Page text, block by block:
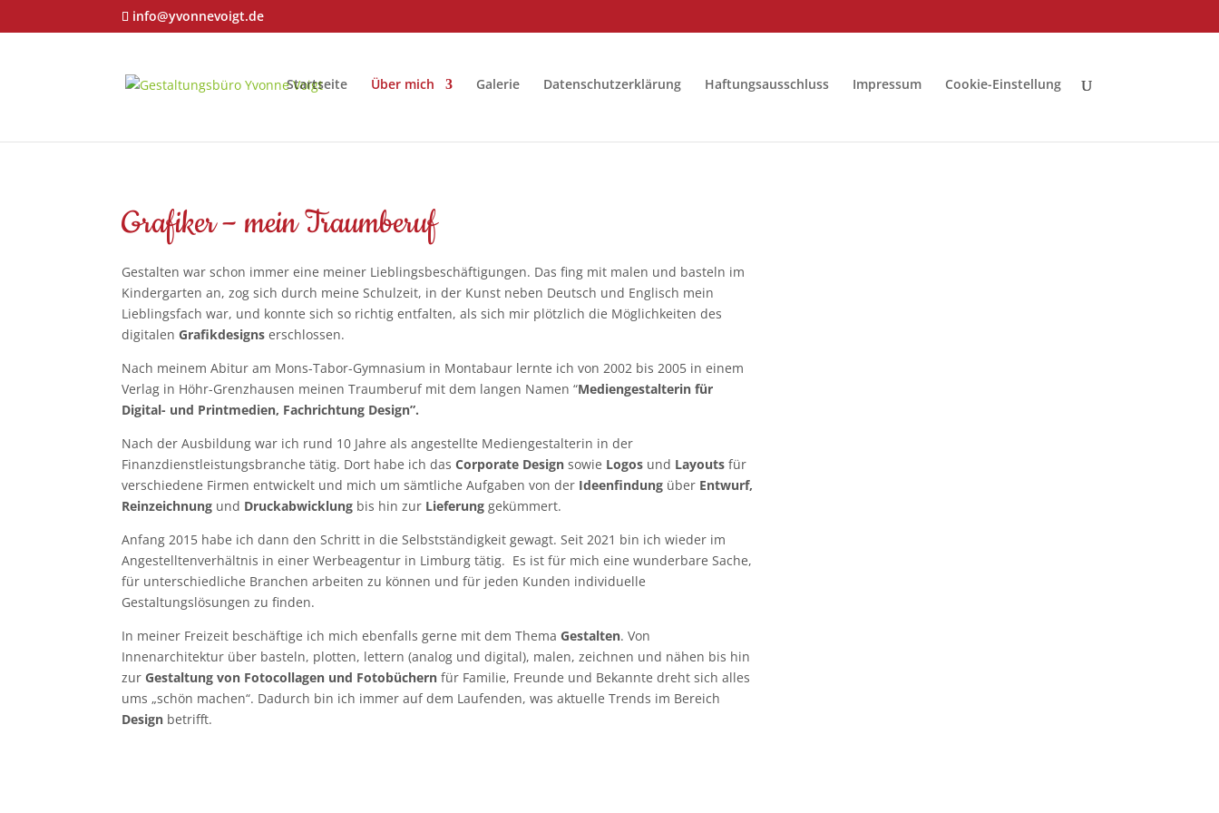
info@yvonnevoigt.de
Startseite Über mich Galerie Datenschutzerklärung Haftungsausschluss Impressum Cookie-Einstellung
Grafiker – mein Traumberuf
Gestalten war schon immer eine meiner Lieblingsbeschäftigungen. Das fing mit malen und basteln im
Kindergarten an, zog sich durch meine Schulzeit, in der Kunst neben Deutsch und Englisch mein
Lieblingsfach war, und konnte sich so richtig entfalten, als sich mir plötzlich die Möglichkeiten des
digitalenGrafikdesigns erschlossen.
Nach meinem Abitur am Mons-Tabor-Gymnasium in Montabaur lernte ich von 2002 bis 2005 in einem
Verlag in Höhr-Grenzhausen meinen Traumberuf mit dem langen Namen “Mediengestalterin für
Digital- und Printmedien, Fachrichtung Design”.
Nach der Ausbildung war ich rund 10 Jahre als angestellte Mediengestalterin in der
Finanzdienstleistungsbranche tätig. Dort habe ich dasCorporate Design sowie Logos und Layouts für
verschiedene Firmen entwickelt und mich um sämtliche Aufgaben von der Ideenfindung über Entwurf,
Reinzeichnung und Druckabwicklung bis hin zur Lieferung gekümmert.
Anfang 2015 habe ich dann den Schritt in die Selbstständigkeit gewagt. Seit 2021 bin ich wieder im
Angestelltenverhältnis in einer Werbeagentur in Limburg tätig. Es ist für mich eine wunderbare Sache,
für unterschiedliche Branchen arbeiten zu können und für jeden Kunden individuelle
Gestaltungslösungen zu finden.
In meiner Freizeit beschäftige ich mich ebenfalls gerne mit dem ThemaGestalten. Von
Innenarchitektur über basteln, plotten, lettern (analog und digital), malen, zeichnen und nähen bis hin
zurGestaltung von Fotocollagen und Fotobüchern für Familie, Freunde und Bekannte dreht sich alles
ums „schön machen“. Dadurch bin ich immer auf dem Laufenden, was aktuelle Trends im Bereich
Design betrifft.